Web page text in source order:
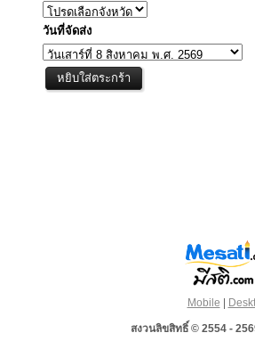
วันที่จัดส่ง
Mobile |
สงวนลิขสิทธิ์ © 2554 -